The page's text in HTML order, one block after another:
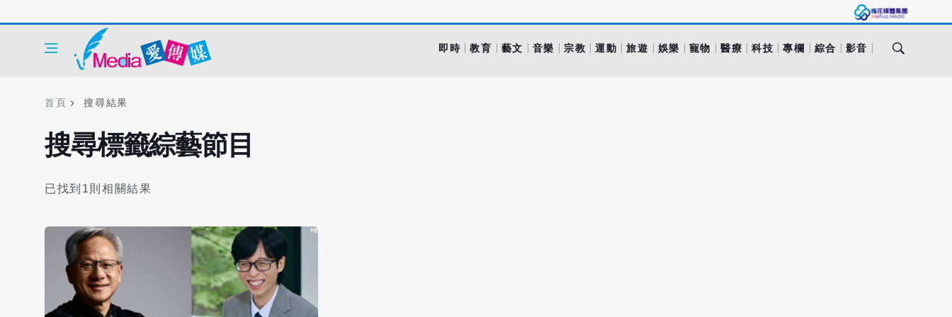
即時 教育 藝文 音樂 宗教 運動 旅遊 娛樂 寵物 醫療 科技 專欄 綜合 影音
首頁 搜尋結果
搜尋標籤綜藝節目
已找到1則相關結果